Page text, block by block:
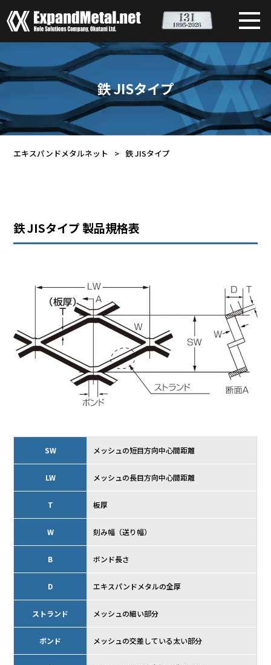
鉄 JISタイプ
エキスパンドメタルネット > 鉄 JISタイプ
鉄 JISタイプ 製品規格表
SW メッシュの短目方向中心間距離
LW メッシュの長目方向中心間距離
T 板厚
W 刻み幅（送り幅）
B ボンド長さ
D エキスパンドメタルの全厚
ストランド メッシュの細い部分
ボンド メッシュの交差している太い部分